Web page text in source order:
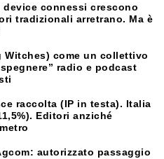
device connessi crescono
tradizionali arretrano. Ma è
Witches) come un collettivo
radio e podcast
raccolta (IP in testa). Italia
Editori anziché
autorizzato passaggio